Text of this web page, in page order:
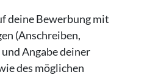
deine Bewerbung mit
(Anschreiben,
Angabe deiner
des möglichen